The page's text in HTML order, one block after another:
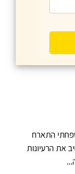
התארח
את הרעיונות